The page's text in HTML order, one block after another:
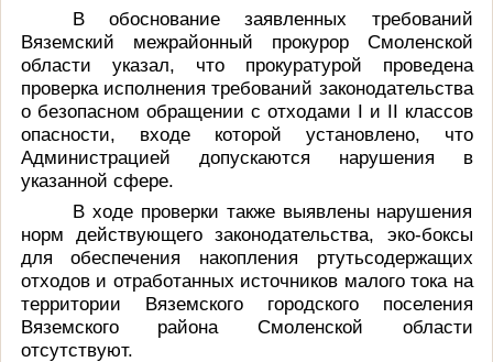
В обоснование заявленных требований
Вяземский межрайонный прокурор Смоленской
области указал, что прокуратурой проведена
проверка исполнения требований законодательства
о безопасном обращении с отходами I и II классов
опасности, входе которой установлено, что
Администрацией допускаются нарушения в
указанной сфере.
В ходе проверки также выявлены нарушения
норм действующего законодательства, эко-боксы
для обеспечения накопления ртутьсодержащих
отходов и отработанных источников малого тока на
территории Вяземского городского поселения
Вяземского района Смоленской области
отсутствуют.